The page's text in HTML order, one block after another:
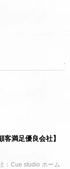
満足優良会社】
：Cue studio ホーム